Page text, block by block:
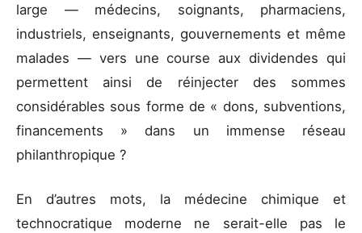
large — médecins, soignants, pharmaciens,
industriels, enseignants, gouvernements et même
malades — vers une course aux dividendes qui
permettent ainsi de réinjecter des sommes
considérables sous forme de « dons, subventions,
financements » dans un immense réseau
philanthropique ?
En d’autres mots, la médecine chimique et
technocratique moderne ne serait-elle pas le